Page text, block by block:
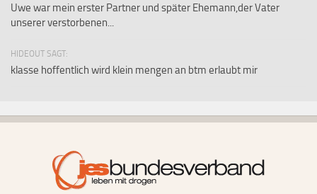
Uwe war mein erster Partner und später Ehemann,der Vater
unserer verstorbenen...
HIDEOUT SAGT:
klasse hoffentlich wird klein mengen an btm erlaubt mir